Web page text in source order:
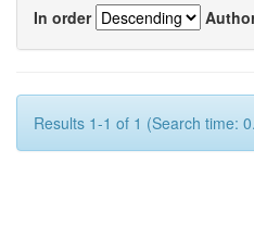
In order
Results 1-1 of 1 (Search time: